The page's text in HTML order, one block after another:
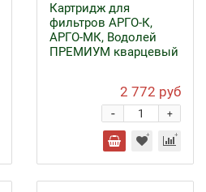
Картридж для
фильтров АРГО-К,
АРГО-МК, Водолей
ПРЕМИУМ кварцевый
2 772 руб
+
-